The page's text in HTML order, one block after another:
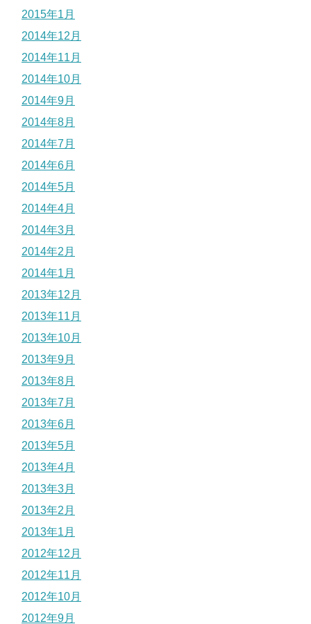
2015年1月
2014年12月
2014年11月
2014年10月
2014年9月
2014年8月
2014年7月
2014年6月
2014年5月
2014年4月
2014年3月
2014年2月
2014年1月
2013年12月
2013年11月
2013年10月
2013年9月
2013年8月
2013年7月
2013年6月
2013年5月
2013年4月
2013年3月
2013年2月
2013年1月
2012年12月
2012年11月
2012年10月
2012年9月